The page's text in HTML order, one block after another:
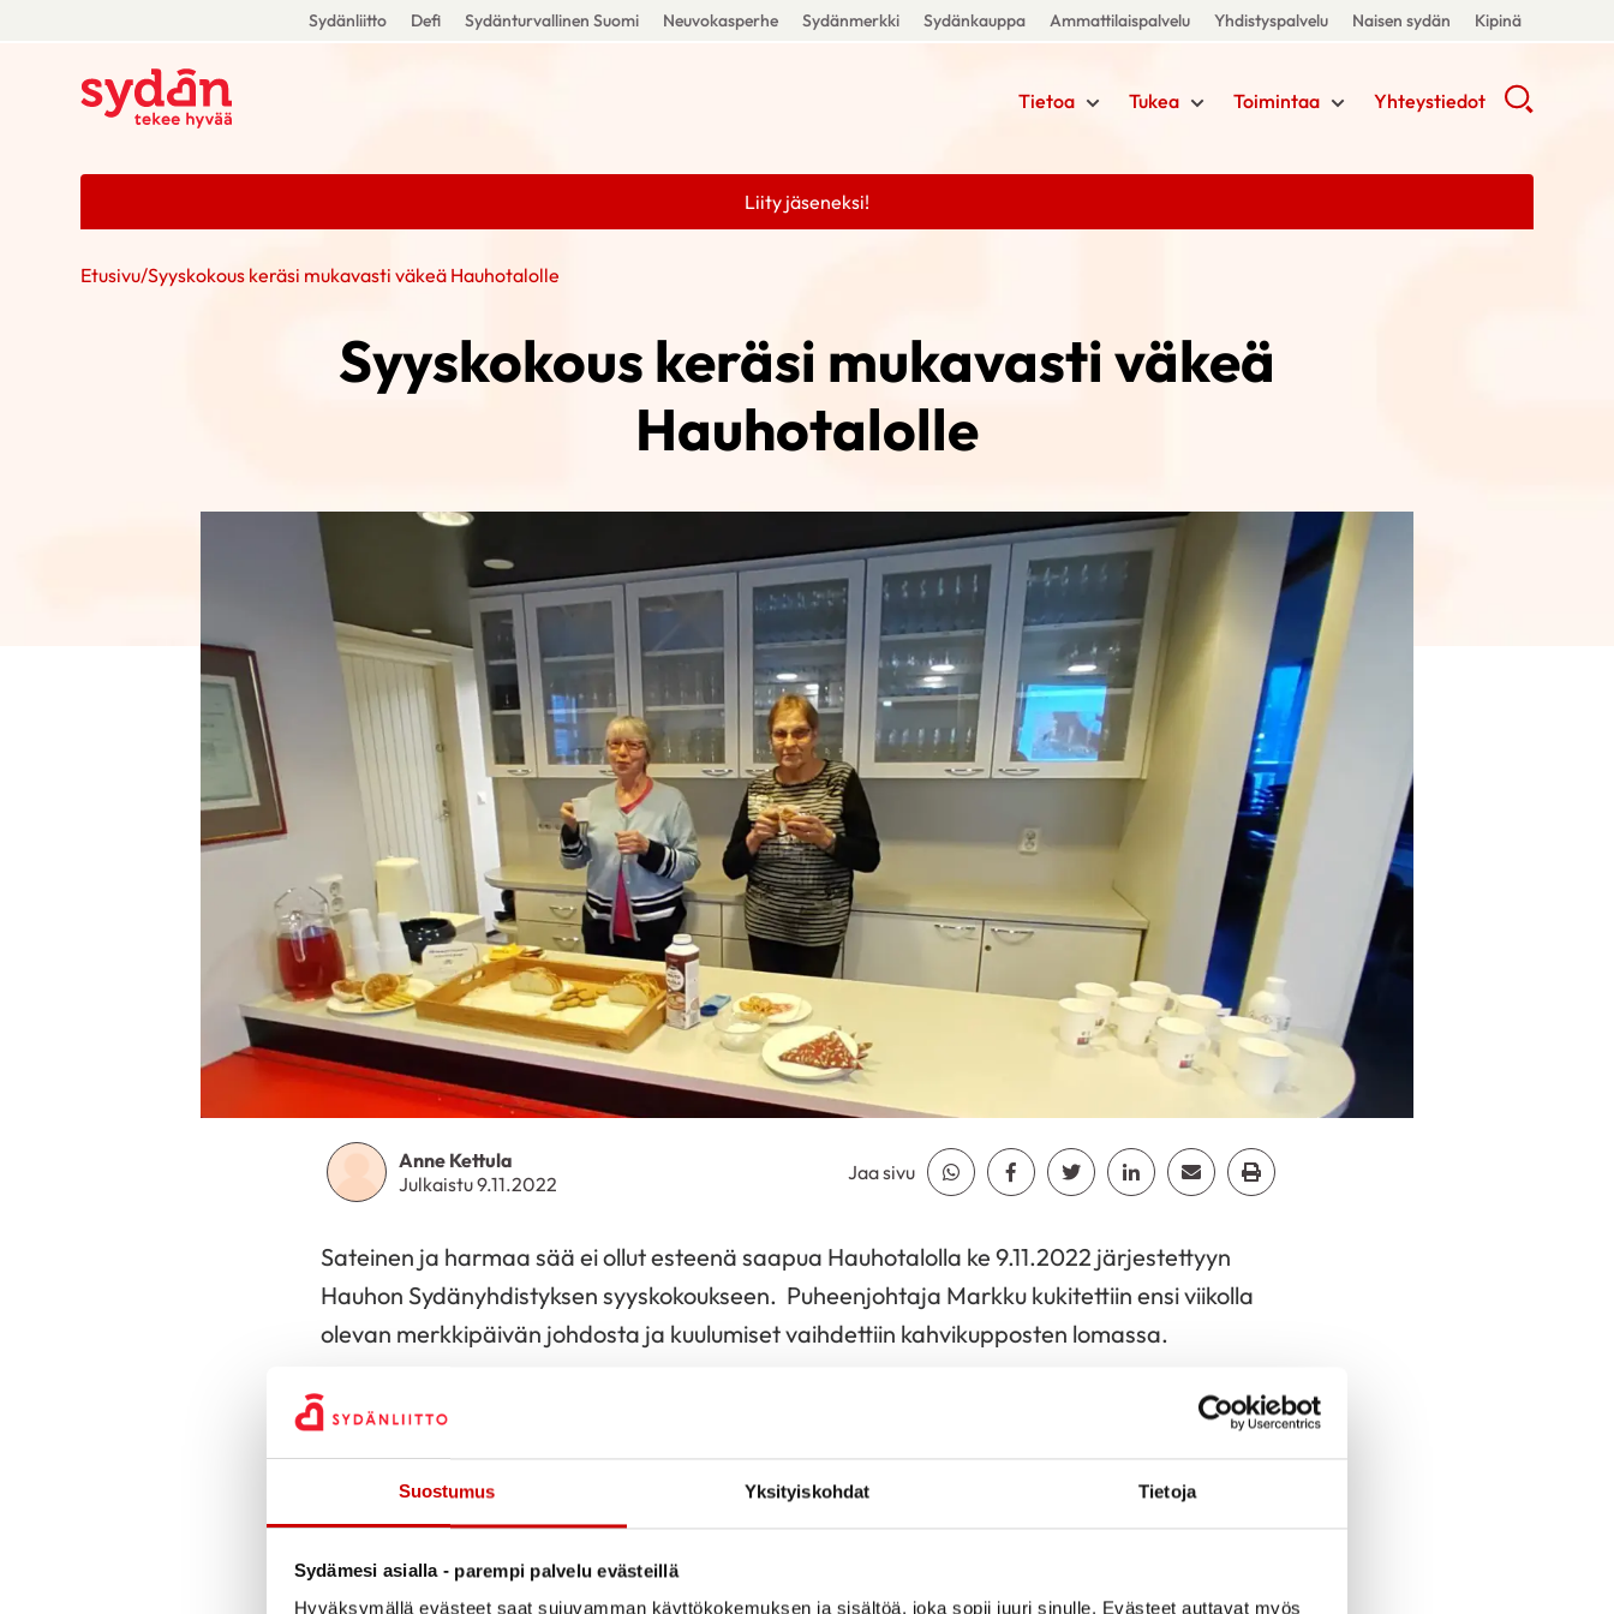
Suostumus Yksityiskohdat Tietoja
Sydämesi asialla - parempi palvelu evästeillä
Hyväksymällä evästeet saat sujuvamman käyttökokemuksen ja sisältöä, joka sopii juuri sinulle. Evästeet auttavat myös
Sydänliitto Defi Sydänturvallinen Suomi Neuvokasperhe Sydänmerkki Sydänkauppa Ammattilaispalvelu Yhdistyspalvelu Naisen sydän Kipinä
Tietoa Tukea Toimintaa Yhteystiedot
Liity jäseneksi!
Etusivu/Syyskokous keräsi mukavasti väkeä Hauhotalolle
Syyskokous keräsi mukavasti väkeä
Hauhotalolle
Anne Kettula
Julkaistu 9.11.2022
Jaa sivu Jaa Whatsapp
Jaa Facebook
Jaa TwitterJaa LinkedinJaa EmailJaa Print
Sateinen ja harmaa sää ei ollut esteenä saapua Hauhotalolla ke 9.11.2022 järjestettyyn
Hauhon Sydänyhdistyksen syyskokoukseen. Puheenjohtaja Markku kukitettiin ensi viikolla
olevan merkkipäivän johdosta ja kuulumiset vaihdettiin kahvikupposten lomassa.
Sydän-Suomen alueella vapaaehtoistoiminnan kehittämisen parissa työskentelevä Anne
Kettula tutustutti syyskokousväkeä Sydänliiton kotisivuilta
yhdistyspalvelun
Verkkoluentoja katsottiin, liikuntaesimerkkejä löydettiin ja tutustuttiin Hauhon kolmeen
sydänyhdistyksen omille kotisivuille